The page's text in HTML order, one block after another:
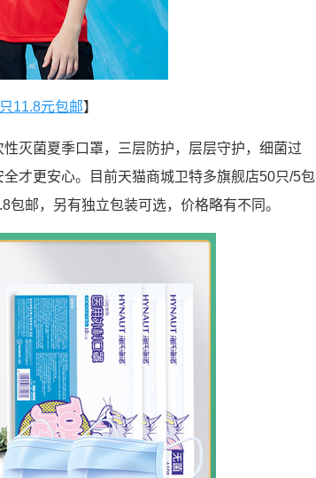
11.8元包邮】
灭菌夏季口罩，三层防护，层层守护，细菌过
才更安心。目前天猫商城卫特多旗舰店50只/5包
邮，另有独立包装可选，价格略有不同。